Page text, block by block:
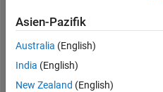
BEITRÄGE L
1
Asien-Pazifik
Australia (English)
India (English)
New Zealand (English)